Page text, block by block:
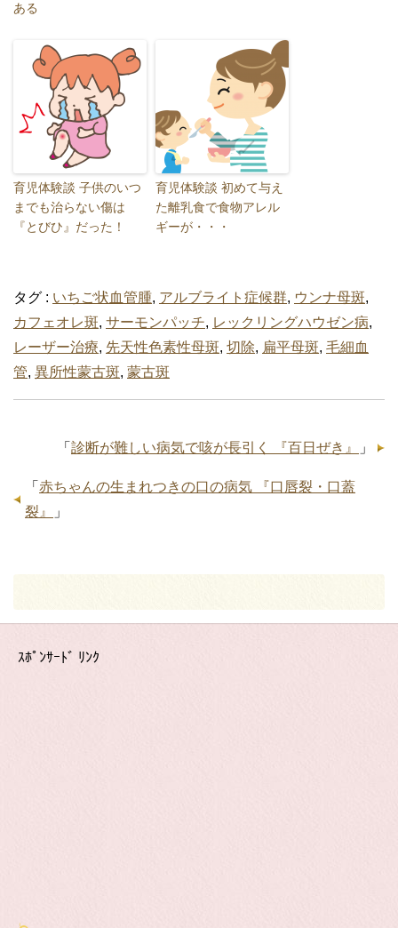
ある
育児体験談 子供のいつ
までも治らない傷は
『とびひ』だった！
育児体験談 初めて与え
た離乳食で食物アレル
ギーが・・・
タグ : いちご状血管腫, アルブライト症候群, ウンナ母斑,
カフェオレ斑, サーモンパッチ, レックリングハウゼン病,
レーザー治療, 先天性色素性母斑, 切除, 扁平母斑, 毛細血
管, 異所性蒙古斑, 蒙古斑
「 診断が難しい病気で咳が長引く 『百日ぜき』 」
「 赤ちゃんの生まれつきの口の病気 『口唇裂・口蓋
裂』
」
ｽﾎﾟﾝｻｰﾄﾞ ﾘﾝｸ